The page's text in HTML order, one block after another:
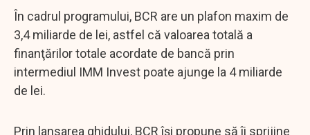
În cadrul programului, BCR are un plafon maxim de
3,4 miliarde de lei, astfel că valoarea totală a
finanţărilor totale acordate de bancă prin
intermediul IMM Invest poate ajunge la 4 miliarde
de lei.
Prin lansarea ghidului, BCR îşi propune să îi sprijine